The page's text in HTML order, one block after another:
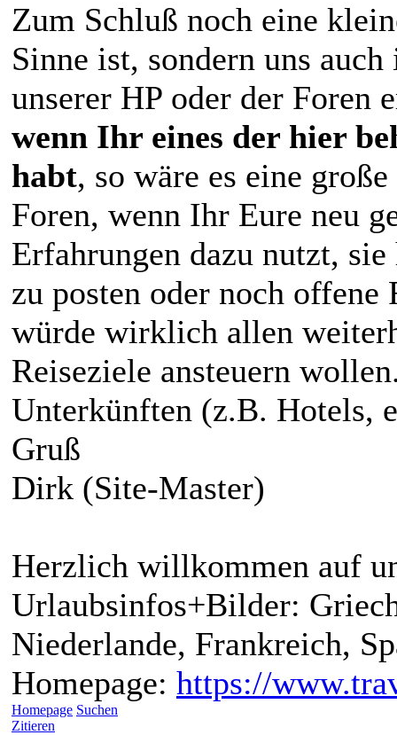
Zum Schluß noch eine
Sinne ist, sondern uns
unserer HP oder der Foren
wenn Ihr eines der hier
habt, so wäre es eine
Foren, wenn Ihr Eure neu
Erfahrungen dazu nutzt,
zu posten oder noch offene
würde wirklich allen
Reiseziele ansteuern
Unterkünften (z.B. Hotels,
Gruß
Dirk (Site-Master)
Herzlich willkommen auf
Urlaubsinfos+Bilder:
Niederlande, Frankreich,
Homepage: https://
Homepage Suchen
Zitieren